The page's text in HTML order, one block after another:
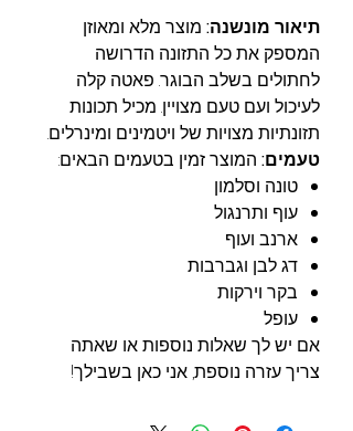
תיאור מונשנה: מוצר מלא ומאוזן
המספק את כל התזונה הדרושה
לחתולים בשלב הבוגר. פאטה קלה
לעיכול ועם טעם מצויין. מכיל תכונות
תזונתיות מצויות של ויטמינים ומינרלים.
טעמים: המוצר זמין בטעמים הבאים:
טונה וסלמון
עוף ותרנגול
ארנב ועוף
דג לבן וגברבות
בקר וירקות
עופל
אם יש לך שאלות נוספות או שאתה
צריך עזרה נוספת, אני כאן בשבילך!